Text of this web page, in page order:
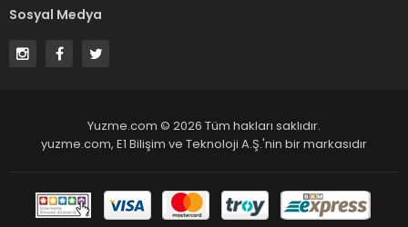
Sosyal Medya
Yuzme.com © 2026 Tüm hakları saklıdır.
yuzme.com, E1 Bilişim ve Teknoloji A.Ş.'nin bir markasıdır